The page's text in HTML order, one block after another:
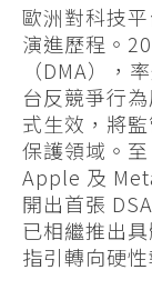
歐洲對科技
演進歷程。
（DMA），
台反競爭行
式生效，將
保護領域。
Apple 及
開出首張
已相繼推出
指引轉向硬